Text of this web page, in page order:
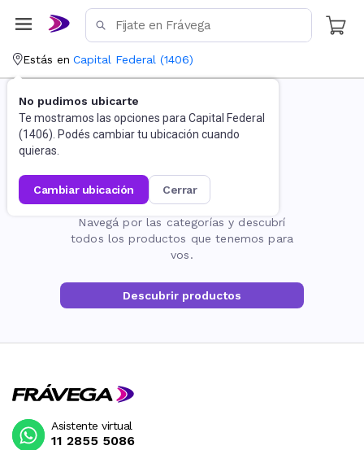
Estás en Capital Federal (1406)
No pudimos ubicarte
Te mostramos las opciones para Capital Federal
(1406). Podés cambiar tu ubicación cuando
quieras.
cambiar ubicación cerrar
La página no existe
Navegá por las categorías y descubrí
todos los productos que tenemos para
vos.
Descubrir productos
Asistente virtual
11 2855 5086